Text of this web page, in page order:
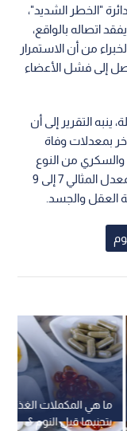
الإنسان دائرة "الخطر الشديد"،
اتصاله بالواقع،
من أن الاستمرار
تصل إلى فشل الأعضاء
ينبه التقرير إلى أن
بمعدلات وفاة
والسكري من النوع
الثاني، وارتفاع ضغط الدم، ما يجعل الالتزام بالمعدل المثالي 7 إلى 9
العقل والجسد.
ما هي المكملات
بتجنبها قبل النوم ؟